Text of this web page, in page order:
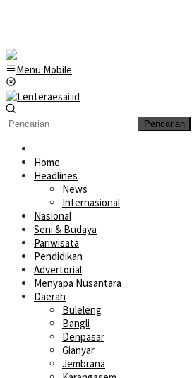
Menu Mobile
Pencarian
Home
Headlines
News
Internasional
Nasional
Seni & Budaya
Pariwisata
Pendidikan
Advertorial
Menyapa Nusantara
Daerah
Buleleng
Bangli
Denpasar
Gianyar
Jembrana